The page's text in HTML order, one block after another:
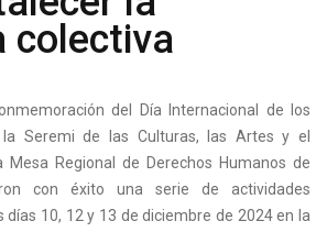
colectiva
del Día Internacional de los
la Seremi de las Culturas, las Artes y el
Regional de Derechos Humanos de
con éxito una serie de actividades
días 10, 12 y 13 de diciembre de 2024 en la